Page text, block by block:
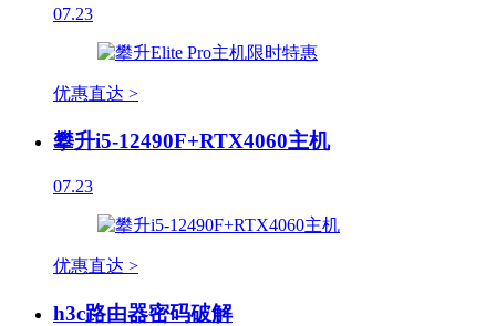
07.23
优惠直达 >
攀升i5-12490F+RTX4060主机
07.23
优惠直达 >
h3c路由器密码破解